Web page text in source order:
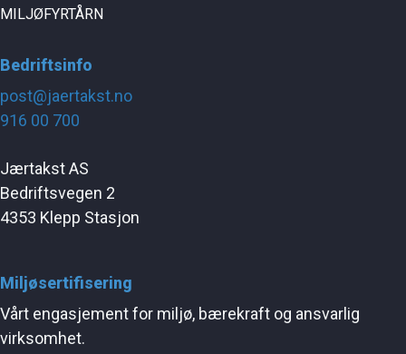
MILJØFYRTÅRN
Bedriftsinfo
post@jaertakst.no
916 00 700
Jærtakst AS
Bedriftsvegen 2
4353 Klepp Stasjon
Miljøsertifisering
Vårt engasjement for miljø, bærekraft og ansvarlig
virksomhet.